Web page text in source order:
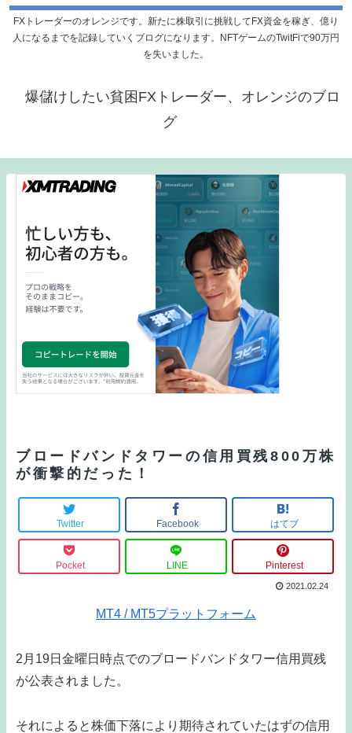
FXトレーダーのオレンジです。新たに株取引に挑戦してFX資金を稼ぎ、億り
人になるまでを記録していくブログになります。NFTゲームのTwitFiで90万円
を失いました。
爆儲けしたい貧困FXトレーダー、オレンジのブロ
グ
ブロードバンドタワーの信用買残800万株
が衝撃的だった！
Twitter Facebook はてブ
Pocket LINE Pinterest
2021.02.24
MT4 / MT5プラットフォーム
2月19日金曜日時点でのブロードバンドタワー信用買残
が公表されました。
それによると株価下落により期待されていたはずの信用